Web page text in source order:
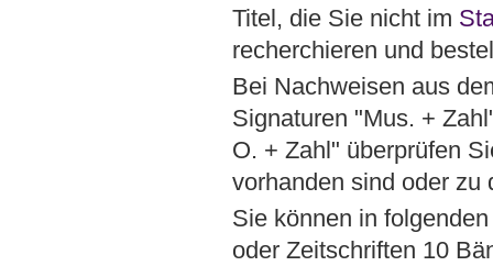
Titel, die Sie nicht im
recherchieren und
Bei Nachweisen aus
Signaturen "Mus. +
O. + Zahl" überprüfen
vorhanden sind oder zu
Sie können in
oder Zeitschriften 10